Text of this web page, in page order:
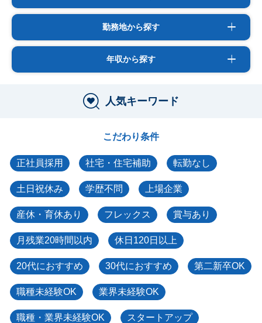
勤務地から探す
年収から探す
人気キーワード
こだわり条件
正社員採用 社宅・住宅補助 転勤なし
土日祝休み 学歴不問 上場企業
産休・育休あり フレックス 賞与あり
月残業20時間以内 休日120日以上
20代におすすめ 30代におすすめ 第二新卒OK
職種未経験OK 業界未経験OK
職種・業界未経験OK スタートアップ